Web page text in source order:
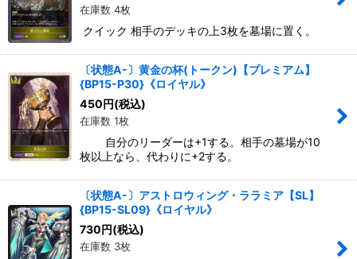
在庫数 4枚
クイック 相手のデッキの上3枚を墓場に置く。
〔状態A-〕黄金の杯(トークン)【プレミアム】
{BP15-P30}《ロイヤル》
450円(税込)
在庫数 1枚
自分のリーダーは+1する。相手の墓場が10
枚以上なら、代わりに+2する。
〔状態A-〕アストロウィング・ララミア【SL】
{BP15-SL09}《ロイヤル》
730円(税込)
在庫数 3枚